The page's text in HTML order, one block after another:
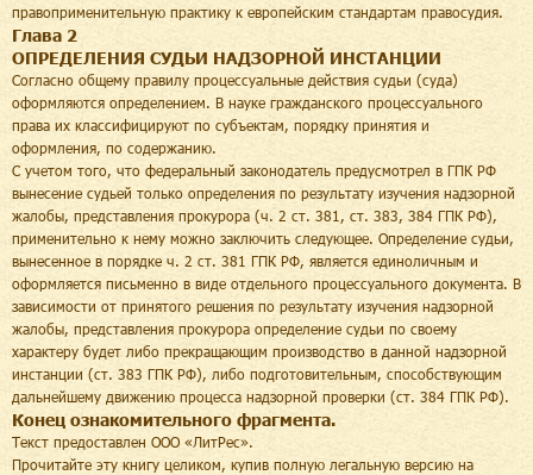
правоприменительную практику к европейским стандартам правосудия.
Глава 2
ОПРЕДЕЛЕНИЯ СУДЬИ НАДЗОРНОЙ ИНСТАНЦИИ
Согласно общему правилу процессуальные действия судьи (суда)
оформляются определением. В науке гражданского процессуального
права их классифицируют по субъектам, порядку принятия и
оформления, по содержанию.
С учетом того, что федеральный законодатель предусмотрел в ГПК РФ
вынесение судьей только определения по результату изучения надзорной
жалобы, представления прокурора (ч. 2 ст. 381, ст. 383, 384 ГПК РФ),
применительно к нему можно заключить следующее. Определение судьи,
вынесенное в порядке ч. 2 ст. 381 ГПК РФ, является единоличным и
оформляется письменно в виде отдельного процессуального документа. В
зависимости от принятого решения по результату изучения надзорной
жалобы, представления прокурора определение судьи по своему
характеру будет либо прекращающим производство в данной надзорной
инстанции (ст. 383 ГПК РФ), либо подготовительным, способствующим
дальнейшему движению процесса надзорной проверки (ст. 384 ГПК РФ).
Конец ознакомительного фрагмента.
Текст предоставлен ООО «ЛитРес».
Прочитайте эту книгу целиком, купив полную легальную версию на